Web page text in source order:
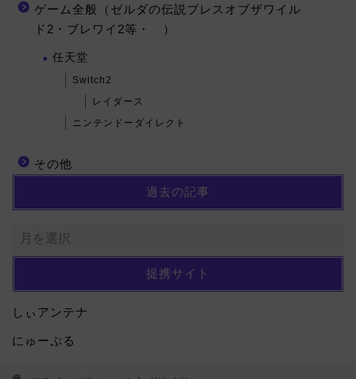
ゲーム全般（ゼルダの伝説ブレスオブザワイル
ド2・ブレワイ2等・ ）
任天堂
Switch2
レイダース
ニンテンドーダイレクト
その他
過去の記事
提携サイト
しぃアンテナ
にゅーぷる